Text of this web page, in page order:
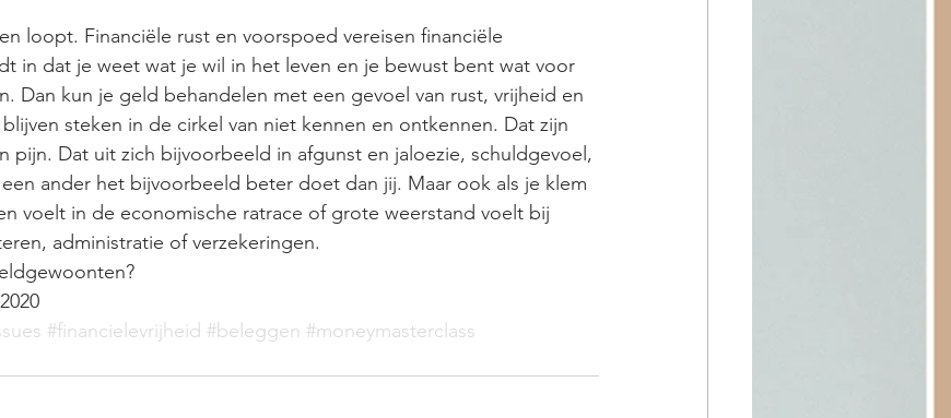
loopt. Financiële rust en voorspoed vereisen financiële
in dat je weet wat je wil in het leven en je bewust bent wat voor
Dan kun je geld behandelen met een gevoel van rust, vrijheid en
steken in de cirkel van niet kennen en ontkennen. Dat zijn
pijn. Dat uit zich bijvoorbeeld in afgunst en jaloezie, schuldgevoel,
ander het bijvoorbeeld beter doet dan jij. Maar ook als je klem
voelt in de economische ratrace of grote weerstand voelt bij
administratie of verzekeringen.
#financielevrijheid #beleggen #moneymasterclass